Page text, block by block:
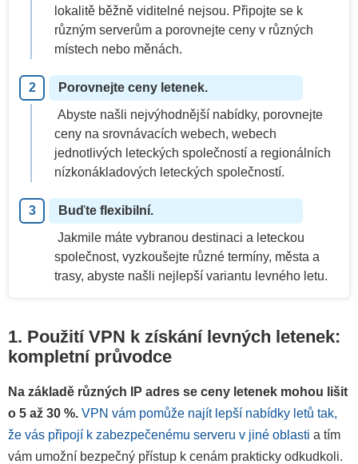
lokalitě běžně viditelné nejsou. Připojte se k
různým serverům a porovnejte ceny v různých
místech nebo měnách.
Porovnejte ceny letenek.
Abyste našli nejvýhodnější nabídky, porovnejte
ceny na srovnávacích webech, webech
jednotlivých leteckých společností a regionálních
nízkonákladových leteckých společností.
Buďte flexibilní.
Jakmile máte vybranou destinaci a leteckou
společnost, vyzkoušejte různé termíny, města a
trasy, abyste našli nejlepší variantu levného letu.
1. Použití VPN k získání levných letenek:
kompletní průvodce
Na základě různých IP adres se ceny letenek mohou lišit
o 5 až 30 %. VPN vám pomůže najít lepší nabídky letů tak,
že vás připojí k zabezpečenému serveru v jiné oblasti a tím
vám umožní bezpečný přístup k cenám prakticky odkudkoli.